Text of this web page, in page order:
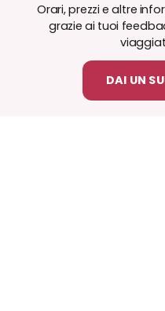
Orari, prezzi e altre
grazie ai tuoi
DAI UN